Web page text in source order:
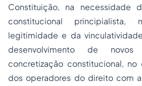
Constituição, na necessidade
constitucional
legitimidade e da
desenvolvimento de novos
concretização constitucional,
dos operadores do direito com